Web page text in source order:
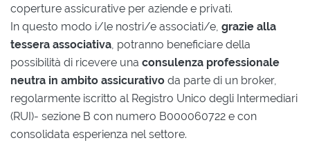
coperture assicurative per aziende e privati.
In questo modo i/le nostri/e associati/e, grazie alla
tessera associativa, potranno beneficiare della
possibilità di ricevere una consulenza professionale
neutra in ambito assicurativo da parte di un broker,
regolarmente iscritto al Registro Unico degli Intermediari
(RUI)- sezione B con numero B000060722 e con
consolidata esperienza nel settore.